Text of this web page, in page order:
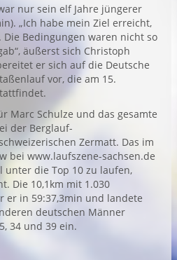
nur sein elf Jahre jüngerer
„Ich habe mein Ziel erreicht,
Bedingungen waren nicht so
äußerst sich Christoph
er sich auf die Deutsche
vor, die am 15.
Marc Schulze und das gesamte
der Berglauf-
Zermatt. Das im
bei www.laufszene-sachsen.de
unter die Top 10 zu laufen,
Die 10,1km mit 1.030
er in 59:37,3min und landete
deutschen Männer
34 und 39 ein.